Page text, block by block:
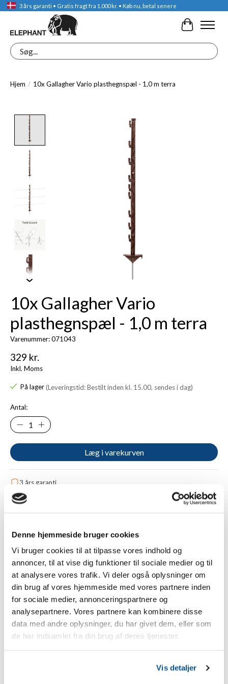
Denne hjemmeside bruger cookies
Vi bruger cookies til at tilpasse vores indhold og
annoncer, til at vise dig funktioner til sociale medier og til
at analysere vores trafik. Vi deler også oplysninger om
din brug af vores hjemmeside med vores partnere inden
for sociale medier, annonceringspartnere og
analysepartnere. Vores partnere kan kombinere disse
data med andre oplysninger, du har givet dem, eller som
de har indsamlet fra din brug af deres tjenester.
Vis detaljer
3 års garanti • Gratis fragt fra 1.000 kr. • Køb nu, betal senere
Søg
Hjem / 10x Gallagher Vario plasthegnspæl - 1,0 m terra
Product image slideshow Items
10x Gallagher Vario
plasthegnspæl - 1,0 m terra
Varenummer: 071043
329 kr.
Inkl. Moms
På lager(Leveringstid: Bestilt inden kl. 15.00, sendes i dag)
Antal:
Læg i varekurven
3 års garanti
Gratis fragt fra 1.000 kr.
Betal sikkert med Apple Pay, kreditkort eller Klarna
Beskrivelse
Gallagher Vario hegnspæl - 1,0 m terra (10-pak)
Gallagher Variopæle er særligt robuste og holdbare
plastpæle med det unikke Twist & Lock-system. Det gør
det særligt nemt og stabilt at fastgøre dine strømledere.
pælen bruges til næsten alle dyrearter. Vario-pælen er